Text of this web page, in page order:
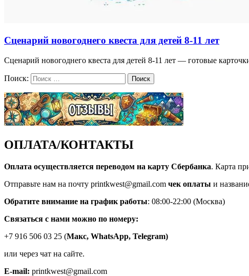
Сценарий новогоднего квеста для детей 8-11 лет
Сценарий новогоднего квеста для детей 8-11 лет — готовые
Поиск: Поиск
ОПЛАТА/КОНТАКТЫ
Оплата осуществляется переводом на карту Сбербанка. Карта
Отправьте нам на почту printkwest@gmail.com чек оплаты и
Обратите внимание на график работы: 08:00-22:00 (Москва)
Связаться с нами можно по номеру:
+7 916 506 03 25 (Макс, WhatsApp, Telegram)
или через чат на сайте.
E-mail: printkwest@gmail.com